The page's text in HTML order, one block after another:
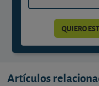
QUIERO
Artículos